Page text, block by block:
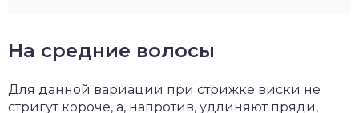
На средние волосы
Для данной вариации при стрижке виски не
стригут короче, а, напротив, удлиняют пряди,